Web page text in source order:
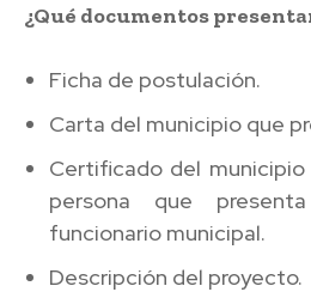
¿Qué documentos
Ficha de postulación.
Carta del municipio que
Certificado del
persona que
funcionario municipal.
Descripción del proyecto.